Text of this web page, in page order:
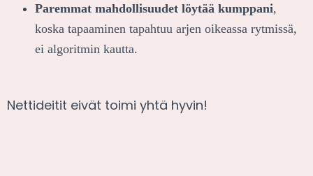
Paremmat mahdollisuudet löytää kumppani,
koska tapaaminen tapahtuu arjen oikeassa rytmissä,
ei algoritmin kautta.
Nettideitit eivät toimi yhtä hyvin!